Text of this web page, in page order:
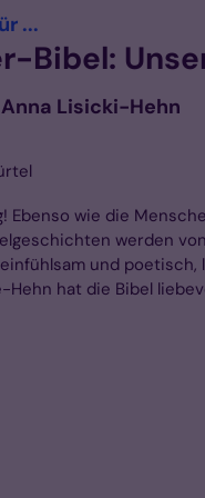
...
Bibel:
Lisicki-Hehn
Ebenso wie die
werden
und
Hehn hat die Bibel